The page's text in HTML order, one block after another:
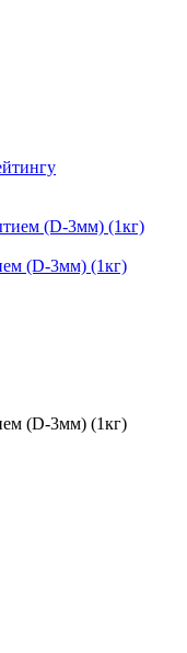
(D-3мм) (1кг)
(D-3мм) (1кг)